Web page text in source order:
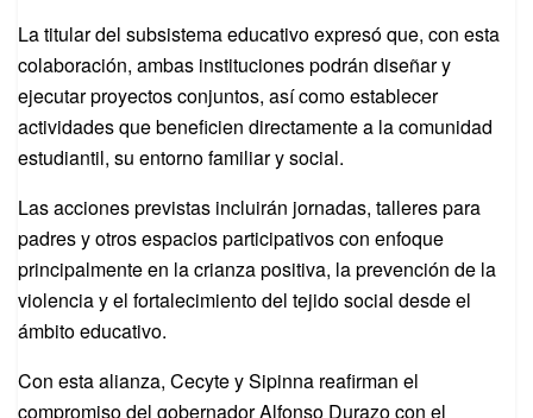
La titular del subsistema educativo expresó que, con esta
colaboración, ambas instituciones podrán diseñar y
ejecutar proyectos conjuntos, así como establecer
actividades que beneficien directamente a la comunidad
estudiantil, su entorno familiar y social.
Las acciones previstas incluirán jornadas, talleres para
padres y otros espacios participativos con enfoque
principalmente en la crianza positiva, la prevención de la
violencia y el fortalecimiento del tejido social desde el
ámbito educativo.
Con esta alianza, Cecyte y Sipinna reafirman el
compromiso del gobernador Alfonso Durazo con el